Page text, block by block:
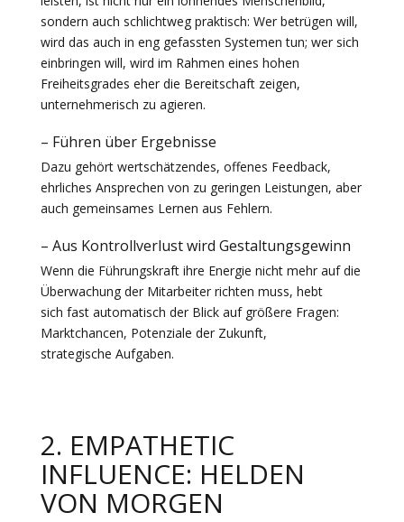
sondern auch schlichtweg praktisch: Wer betrügen will,
wird das auch in eng gefassten Systemen tun; wer sich
einbringen will, wird im Rahmen eines hohen
Freiheitsgrades eher die Bereitschaft zeigen,
unternehmerisch zu agieren.
– Führen über Ergebnisse
Dazu gehört wertschätzendes, offenes Feedback,
ehrliches Ansprechen von zu geringen Leistungen, aber
auch gemeinsames Lernen aus Fehlern.
– Aus Kontrollverlust wird Gestaltungsgewinn
Wenn die Führungskraft ihre Energie nicht mehr auf die
Überwachung der Mitarbeiter richten muss, hebt
sich fast automatisch der Blick auf größere Fragen:
Marktchancen, Potenziale der Zukunft,
strategische Aufgaben.
2. EMPATHETIC
INFLUENCE: HELDEN
VON MORGEN